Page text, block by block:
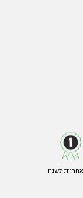
אחריות לשנה